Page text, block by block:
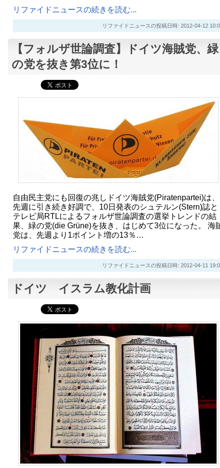
リファイドニュースの続きを読む...
リファイドニュースの投稿日時: 2012-04-12
【フォルザ世論調査】ドイツ海賊党、緑
の党を抜き第3位に！
自由民主党にも回復の兆しドイツ海賊党(Piratenpartei)は、
先週に引き続き好調で、10日発表のシュテルン(Stern)誌と
テレビ局RTLによるフォルザ世論調査の選挙トレンドの結
果、緑の党(die Grüne)を抜き、はじめて3位になった。 海
党は、先週より1ポイント増の13％…
リファイドニュースの続きを読む...
リファイドニュースの投稿日時: 2012-04-11
ドイツ イスラム教化計画